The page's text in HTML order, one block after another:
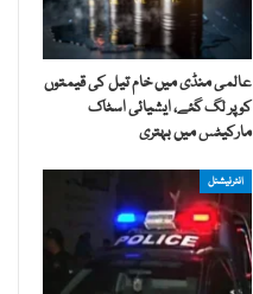
عالمی منڈی میں خام تیل کی قیمتوں
کو پر لگ گئے، ایشیائی اسٹاک
مارکیٹس میں بہتری
انٹرنیشنل